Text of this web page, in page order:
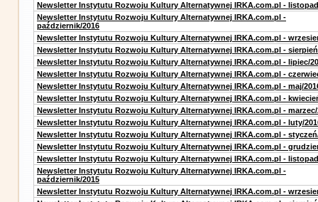
Newsletter Instytutu Rozwoju Kultury Alternatywnej IRKA.com.pl -
Newsletter Instytutu Rozwoju Kultury Alternatywnej IRKA.com.pl -
październik/2016
Newsletter Instytutu Rozwoju Kultury Alternatywnej IRKA.com.pl -
Newsletter Instytutu Rozwoju Kultury Alternatywnej IRKA.com.pl -
Newsletter Instytutu Rozwoju Kultury Alternatywnej IRKA.com.pl - lipiec/
Newsletter Instytutu Rozwoju Kultury Alternatywnej IRKA.com.pl -
Newsletter Instytutu Rozwoju Kultury Alternatywnej IRKA.com.pl - maj/
Newsletter Instytutu Rozwoju Kultury Alternatywnej IRKA.com.pl -
Newsletter Instytutu Rozwoju Kultury Alternatywnej IRKA.com.pl - marzec/
Newsletter Instytutu Rozwoju Kultury Alternatywnej IRKA.com.pl - luty/
Newsletter Instytutu Rozwoju Kultury Alternatywnej IRKA.com.pl -
Newsletter Instytutu Rozwoju Kultury Alternatywnej IRKA.com.pl -
Newsletter Instytutu Rozwoju Kultury Alternatywnej IRKA.com.pl -
Newsletter Instytutu Rozwoju Kultury Alternatywnej IRKA.com.pl -
październik/2015
Newsletter Instytutu Rozwoju Kultury Alternatywnej IRKA.com.pl -